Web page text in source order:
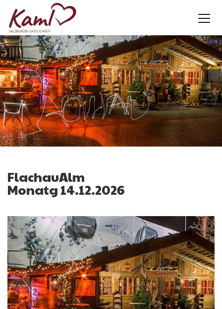
FlachauAlm
Monatg 14.12.2026